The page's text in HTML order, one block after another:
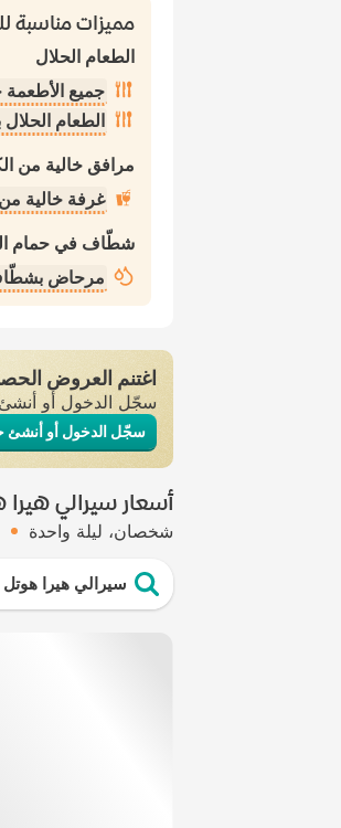
مميزات مناسبة
الطعام الحلال
جميع الأطعمة
الطعام الحلال
مرافق خالية من
غرفة خالية
شطّاف في حمام
مرحاض
اغتنم العروض
سجّل الدخول أو
سجّل الدخول أو أنشئ
أسعار سيرالي
شخصان ليلة واحدة
سيرالي هيرا هوتل